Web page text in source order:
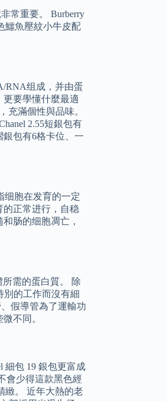
常重要。 Burberry
鱷魚壓紋小牛皮配
RNA组成，并由蛋
要學懂什麼最適
充滿個性與品味。
2.55短銀包有
包有6格卡位、一
细胞在发育的一定
正常进行，自稳
肠的细胞凋亡，
需的蛋白質。 除
別的工作而沒有細
假導管為了運輸功
不同。
細包 19 銀包更富成
會少得這款黑色經
緻。 近年大熱的老